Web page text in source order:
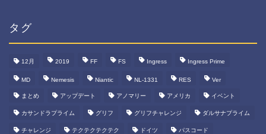
ー
タグ
12月 2019 FF FS Ingress Ingress Prime
MD Nemesis Niantic NL-1331 RES Ver
まとめ アップデート アノマリー アメリカ イベント
カサンドラプライム グリフ グリフチャレンジ ダルサナプライム
チャレンジ テクテクテクテク ドイツ パスコード